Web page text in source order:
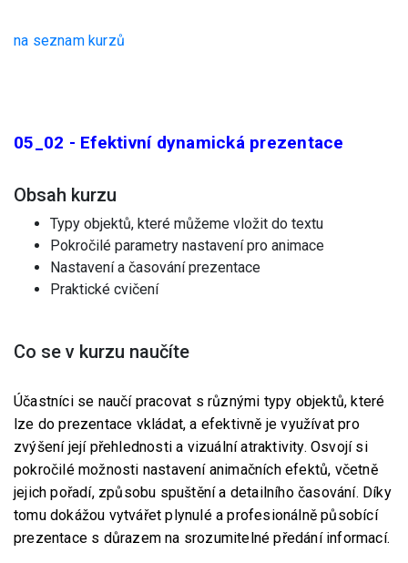
na seznam kurzů
05_02 - Efektivní dynamická prezentace
Obsah kurzu
Typy objektů, které můžeme vložit do textu
Pokročilé parametry nastavení pro animace
Nastavení a časování prezentace
Praktické cvičení
Co se v kurzu naučíte
Účastníci se naučí pracovat s různými typy objektů, které
lze do prezentace vkládat, a efektivně je využívat pro
zvýšení její přehlednosti a vizuální atraktivity. Osvojí si
pokročilé možnosti nastavení animačních efektů, včetně
jejich pořadí, způsobu spuštění a detailního časování. Díky
tomu dokážou vytvářet plynulé a profesionálně působící
prezentace s důrazem na srozumitelné předání informací.